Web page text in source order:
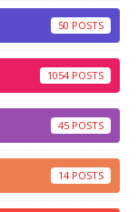
50
1054
45
14